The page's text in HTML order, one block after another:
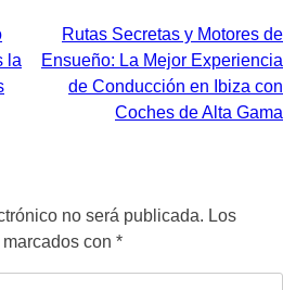
la
Rutas Secretas y Motores de
Ensueño: La Mejor Experiencia
de Conducción en Ibiza con
Coches de Alta Gama
no será publicada. Los
con *